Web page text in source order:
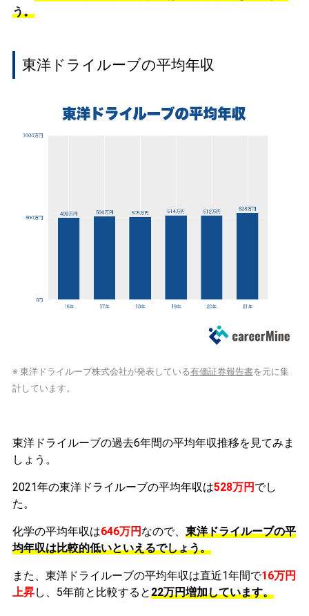
う。
東洋ドライルーブの平均年収
※ 東洋ドライルーブ株式会社が発表している有価証券報告書を元に集
計しています。
東洋ドライルーブの過去6年間の平均年収推移を見てみま
しょう。
2021年の東洋ドライルーブの平均年収は528万円 でし
た。
化学の平均年収は646万円 なので、 東洋ドライルーブの平
均年収は比較的低いといえるでしょう。
また、東洋ドライルーブの平均年収は直近1年間で16万円
上昇し、5年前と比較すると22万円増加しています。